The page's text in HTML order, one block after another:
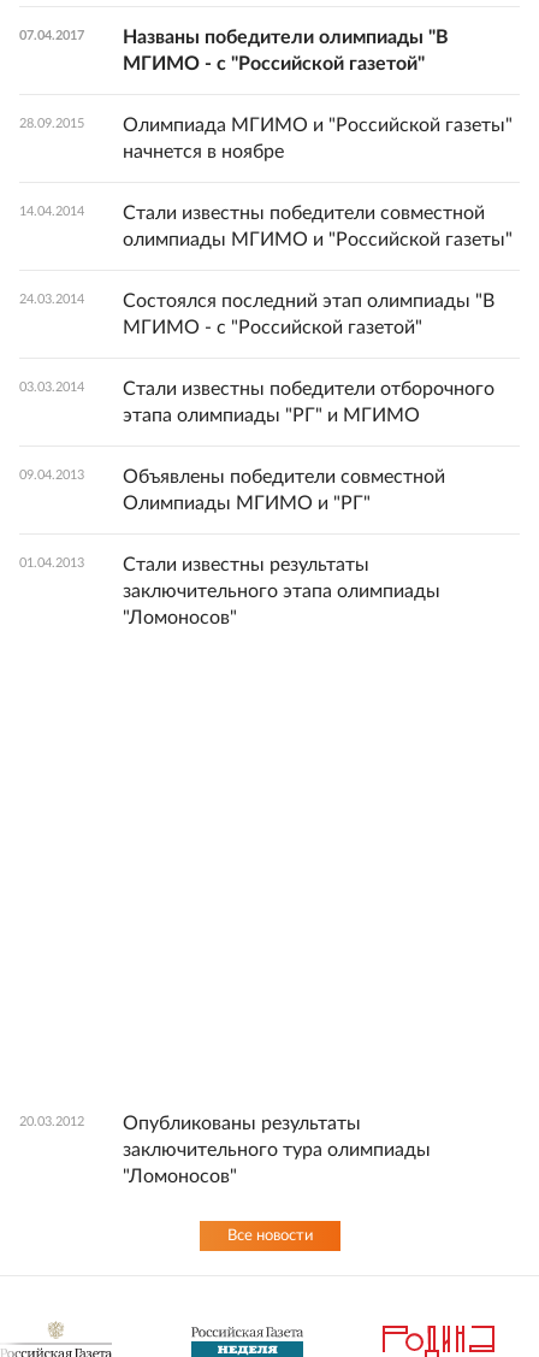
07.04.2017
Названы победители олимпиады "В
МГИМО - с "Российской газетой"
28.09.2015
Олимпиада МГИМО и "Российской газеты"
начнется в ноябре
14.04.2014
Стали известны победители совместной
олимпиады МГИМО и "Российской газеты"
24.03.2014
Состоялся последний этап олимпиады "В
МГИМО - с "Российской газетой"
03.03.2014
Стали известны победители отборочного
этапа олимпиады "РГ" и МГИМО
09.04.2013
Объявлены победители совместной
Олимпиады МГИМО и "РГ"
01.04.2013
Стали известны результаты
заключительного этапа олимпиады
"Ломоносов"
20.03.2012
Опубликованы результаты
заключительного тура олимпиады
"Ломоносов"
Все новости